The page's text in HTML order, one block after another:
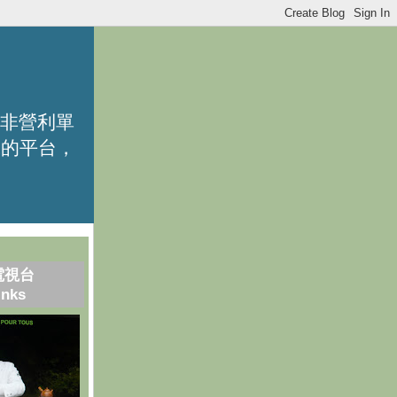
營利單
平台，
視台